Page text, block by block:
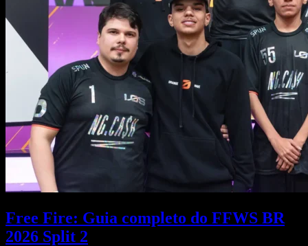
Free Fire: Guia completo do FFWS BR
2026 Split 2